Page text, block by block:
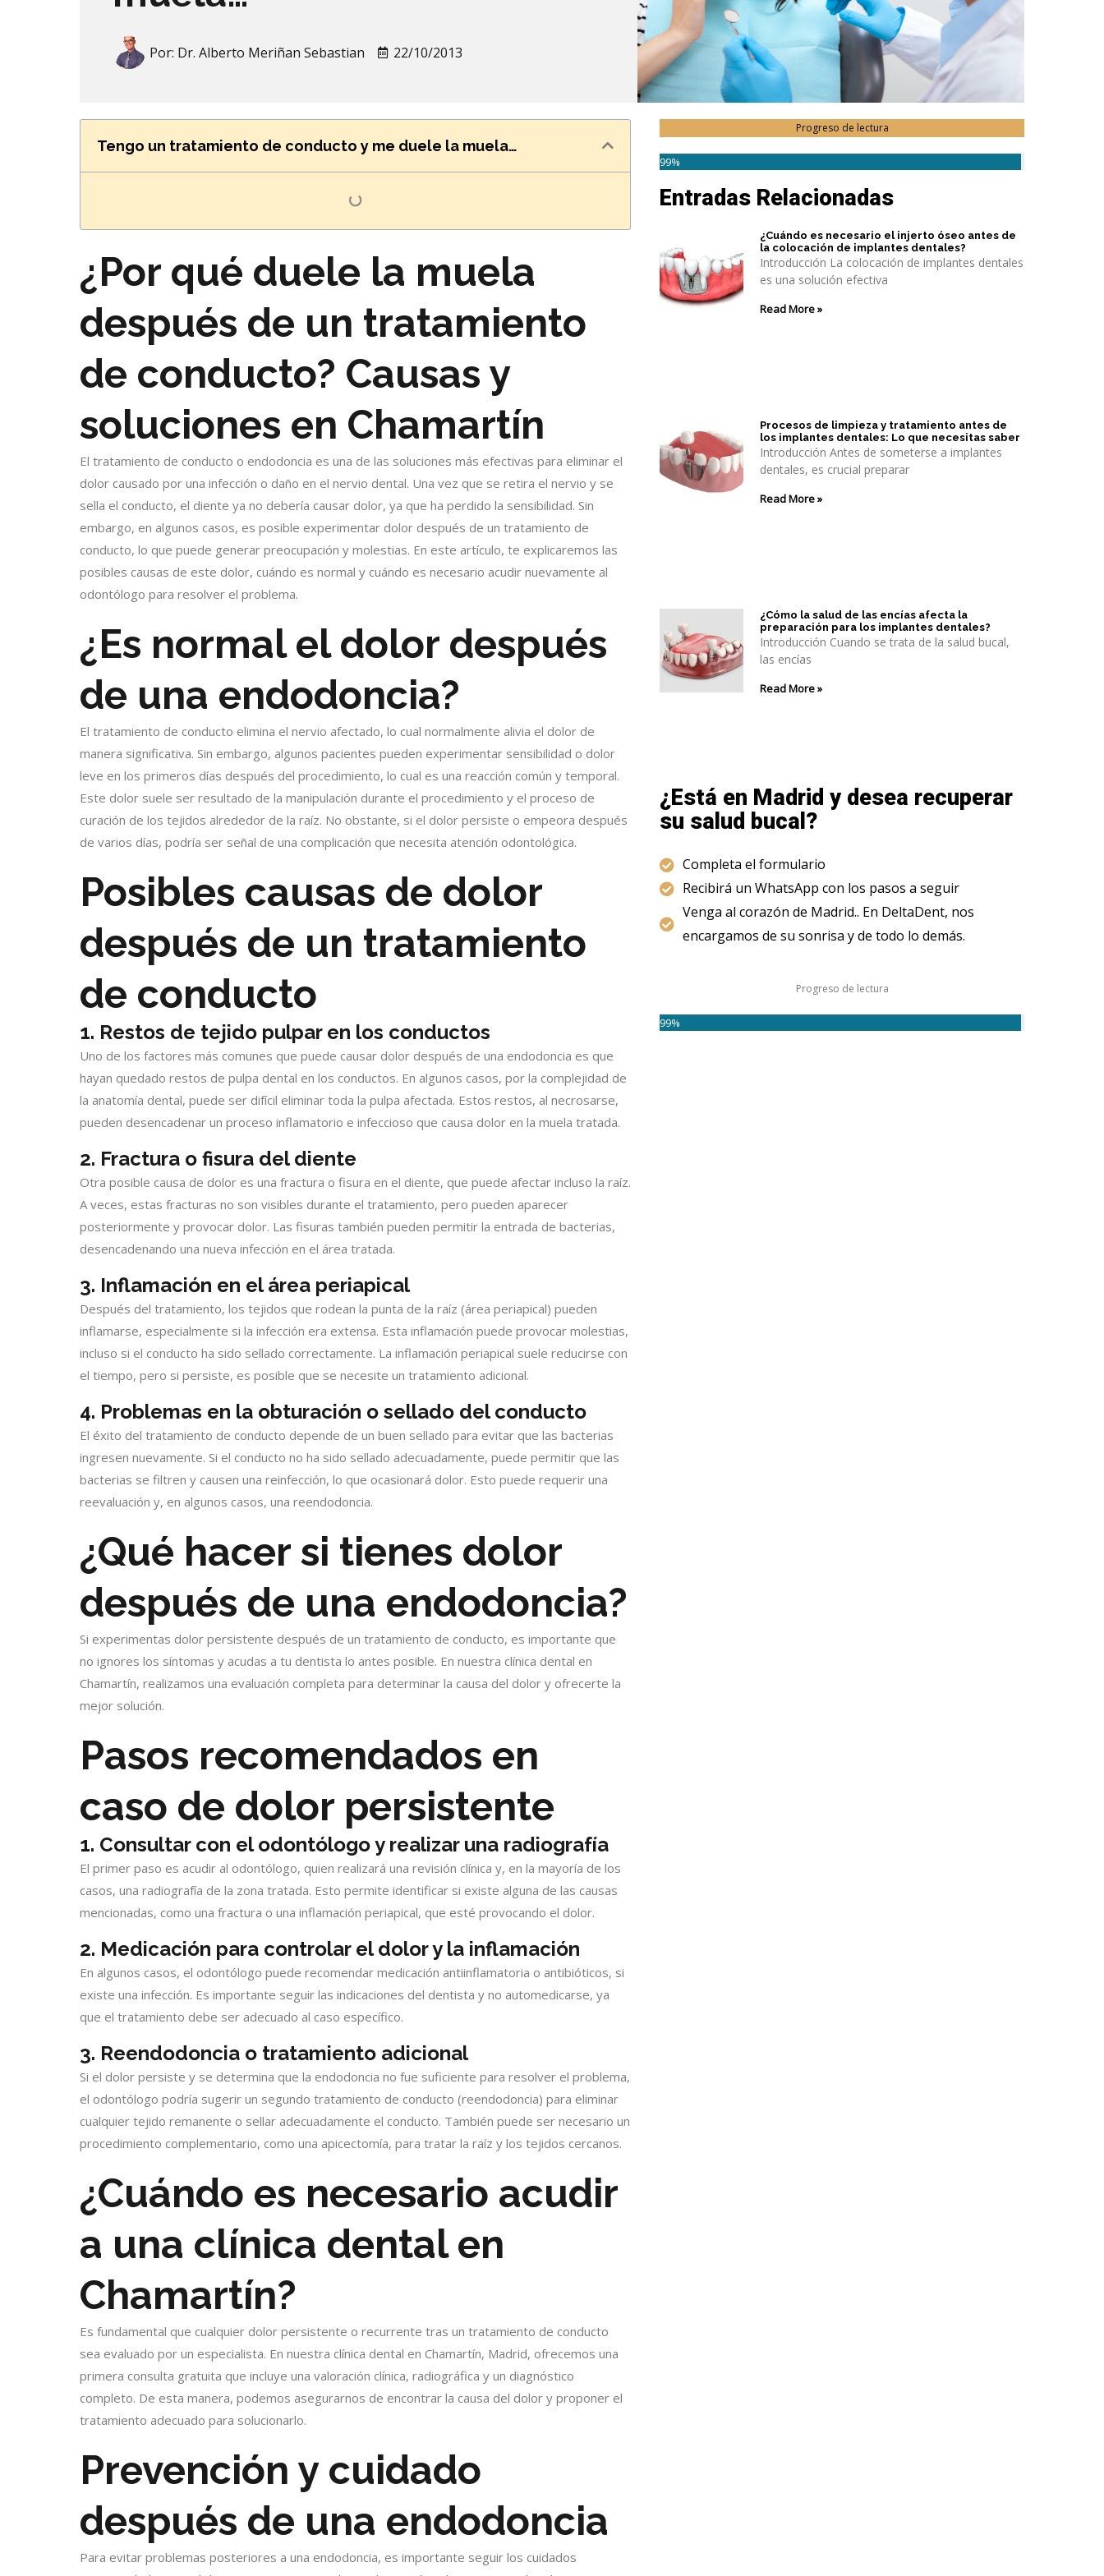
Por: Dr. Alberto Meriñan Sebastian 22/10/2013
Tengo un tratamiento de conducto y me duele la muela…
¿Por qué duele la muela
después de un tratamiento
de conducto? Causas y
soluciones en Chamartín
El tratamiento de conducto o endodoncia es una de las soluciones más efectivas para eliminar el
dolor causado por una infección o daño en el nervio dental. Una vez que se retira el nervio y se
sella el conducto, el diente ya no debería causar dolor, ya que ha perdido la sensibilidad. Sin
embargo, en algunos casos, es posible experimentar dolor después de un tratamiento de
conducto, lo que puede generar preocupación y molestias. En este artículo, te explicaremos las
posibles causas de este dolor, cuándo es normal y cuándo es necesario acudir nuevamente al
odontólogo para resolver el problema.
¿Es normal el dolor después
de una endodoncia?
El tratamiento de conducto elimina el nervio afectado, lo cual normalmente alivia el dolor de
manera significativa. Sin embargo, algunos pacientes pueden experimentar sensibilidad o dolor
leve en los primeros días después del procedimiento, lo cual es una reacción común y temporal.
Este dolor suele ser resultado de la manipulación durante el procedimiento y el proceso de
curación de los tejidos alrededor de la raíz. No obstante, si el dolor persiste o empeora después
de varios días, podría ser señal de una complicación que necesita atención odontológica.
Posibles causas de dolor
después de un tratamiento
de conducto
1. Restos de tejido pulpar en los conductos
Uno de los factores más comunes que puede causar dolor después de una endodoncia es que
hayan quedado restos de pulpa dental en los conductos. En algunos casos, por la complejidad de
la anatomía dental, puede ser difícil eliminar toda la pulpa afectada. Estos restos, al necrosarse,
pueden desencadenar un proceso inflamatorio e infeccioso que causa dolor en la muela tratada.
2. Fractura o fisura del diente
Otra posible causa de dolor es una fractura o fisura en el diente, que puede afectar incluso la raíz.
A veces, estas fracturas no son visibles durante el tratamiento, pero pueden aparecer
posteriormente y provocar dolor. Las fisuras también pueden permitir la entrada de bacterias,
desencadenando una nueva infección en el área tratada.
3. Inflamación en el área periapical
Después del tratamiento, los tejidos que rodean la punta de la raíz (área periapical) pueden
inflamarse, especialmente si la infección era extensa. Esta inflamación puede provocar molestias,
incluso si el conducto ha sido sellado correctamente. La inflamación periapical suele reducirse con
el tiempo, pero si persiste, es posible que se necesite un tratamiento adicional.
4. Problemas en la obturación o sellado del conducto
El éxito del tratamiento de conducto depende de un buen sellado para evitar que las bacterias
ingresen nuevamente. Si el conducto no ha sido sellado adecuadamente, puede permitir que las
bacterias se filtren y causen una reinfección, lo que ocasionará dolor. Esto puede requerir una
reevaluación y, en algunos casos, una reendodoncia.
¿Qué hacer si tienes dolor
después de una endodoncia?
Si experimentas dolor persistente después de un tratamiento de conducto, es importante que
no ignores los síntomas y acudas a tu dentista lo antes posible. En nuestra clínica dental en
Chamartín, realizamos una evaluación completa para determinar la causa del dolor y ofrecerte la
mejor solución.
Pasos recomendados en
caso de dolor persistente
1. Consultar con el odontólogo y realizar una radiografía
El primer paso es acudir al odontólogo, quien realizará una revisión clínica y, en la mayoría de los
casos, una radiografía de la zona tratada. Esto permite identificar si existe alguna de las causas
mencionadas, como una fractura o una inflamación periapical, que esté provocando el dolor.
2. Medicación para controlar el dolor y la inflamación
En algunos casos, el odontólogo puede recomendar medicación antiinflamatoria o antibióticos, si
existe una infección. Es importante seguir las indicaciones del dentista y no automedicarse, ya
que el tratamiento debe ser adecuado al caso específico.
3. Reendodoncia o tratamiento adicional
Si el dolor persiste y se determina que la endodoncia no fue suficiente para resolver el problema,
el odontólogo podría sugerir un segundo tratamiento de conducto (reendodoncia) para eliminar
cualquier tejido remanente o sellar adecuadamente el conducto. También puede ser necesario un
procedimiento complementario, como una apicectomía, para tratar la raíz y los tejidos cercanos.
¿Cuándo es necesario acudir
a una clínica dental en
Chamartín?
Es fundamental que cualquier dolor persistente o recurrente tras un tratamiento de conducto
sea evaluado por un especialista. En nuestra clínica dental en Chamartín, Madrid, ofrecemos una
primera consulta gratuita que incluye una valoración clínica, radiográfica y un diagnóstico
completo. De esta manera, podemos asegurarnos de encontrar la causa del dolor y proponer el
tratamiento adecuado para solucionarlo.
Prevención y cuidado
después de una endodoncia
Para evitar problemas posteriores a una endodoncia, es importante seguir los cuidados
Progreso de lectura
99%
Entradas Relacionadas
¿Cuándo es necesario el injerto óseo antes de
la colocación de implantes dentales?
Introducción La colocación de implantes dentales
es una solución efectiva
Read More »
Procesos de limpieza y tratamiento antes de
los implantes dentales: Lo que necesitas saber
Introducción Antes de someterse a implantes
dentales, es crucial preparar
Read More »
¿Cómo la salud de las encías afecta la
preparación para los implantes dentales?
Introducción Cuando se trata de la salud bucal,
las encías
Read More »
¿Está en Madrid y desea recuperar
su salud bucal?
Completa el formulario
Recibirá un WhatsApp con los pasos a seguir
Venga al corazón de Madrid.. En DeltaDent, nos
encargamos de su sonrisa y de todo lo demás.
Progreso de lectura
99%